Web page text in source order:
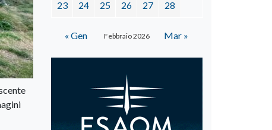
Febbraio 2026
23 24 25 26 27 28
« Gen Mar »